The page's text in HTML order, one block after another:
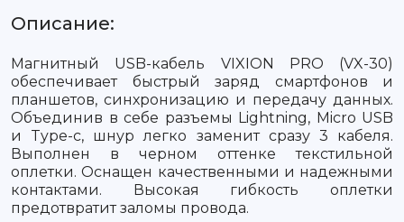
Описание:
Магнитный USB-кабель VIXION PRO (VX-30)
обеспечивает быстрый заряд смартфонов и
планшетов, синхронизацию и передачу данных.
Объединив в себе разъемы Lightning, Micro USB
и Type-c, шнур легко заменит сразу 3 кабеля.
Выполнен в черном оттенке текстильной
оплетки. Оснащен качественными и надежными
контактами. Высокая гибкость оплетки
предотвратит заломы провода.